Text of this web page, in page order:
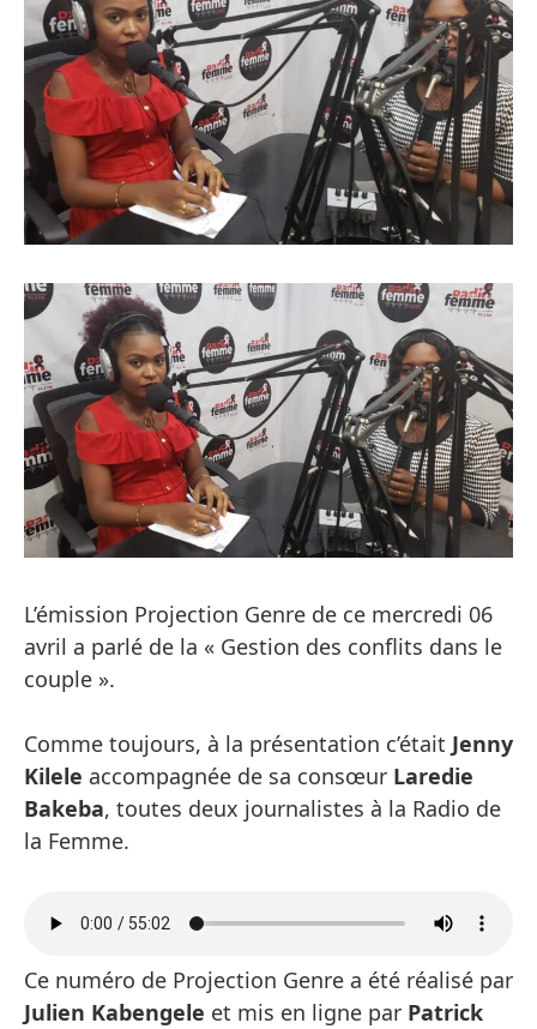
L’émission Projection Genre de ce mercredi 06
avril a parlé de la « Gestion des conflits dans le
couple ».
Comme toujours, à la présentation c’était Jenny
Kilele accompagnée de sa consœur Laredie
Bakeba, toutes deux journalistes à la Radio de
la Femme.
Ce numéro de Projection Genre a été réalisé par
Julien Kabengele et mis en ligne par Patrick